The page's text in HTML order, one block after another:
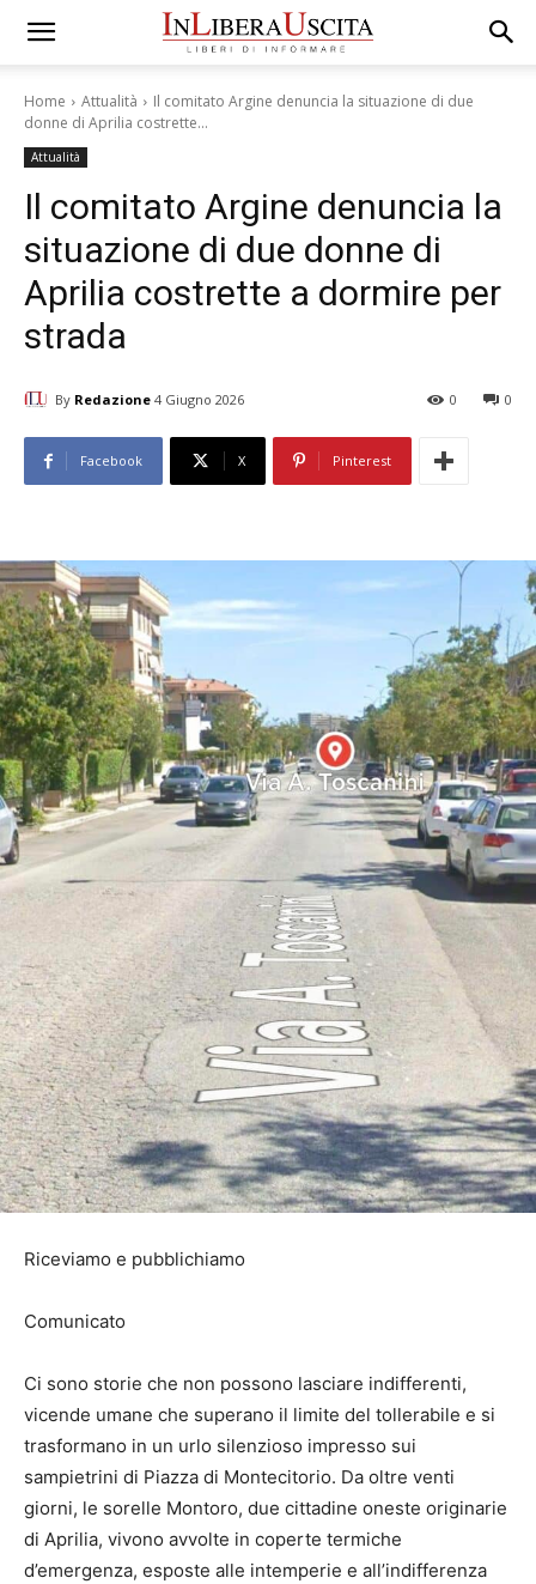
Home Attualità
Il comitato Argine denuncia la situazione di due
donne di Aprilia costrette...
Attualità
Il comitato Argine denuncia la
situazione di due donne di
Aprilia costrette a dormire per
strada
By Redazione 4 Giugno 2026 0
0
Facebook X Pinterest
Riceviamo e pubblichiamo
Comunicato
Ci sono storie che non possono lasciare indifferenti,
vicende umane che superano il limite del tollerabile e si
trasformano in un urlo silenzioso impresso sui
sampietrini di Piazza di Montecitorio. Da oltre venti
giorni, le sorelle Montoro, due cittadine oneste originarie
di Aprilia, vivono avvolte in coperte termiche
d’emergenza, esposte alle intemperie e all’indifferenza